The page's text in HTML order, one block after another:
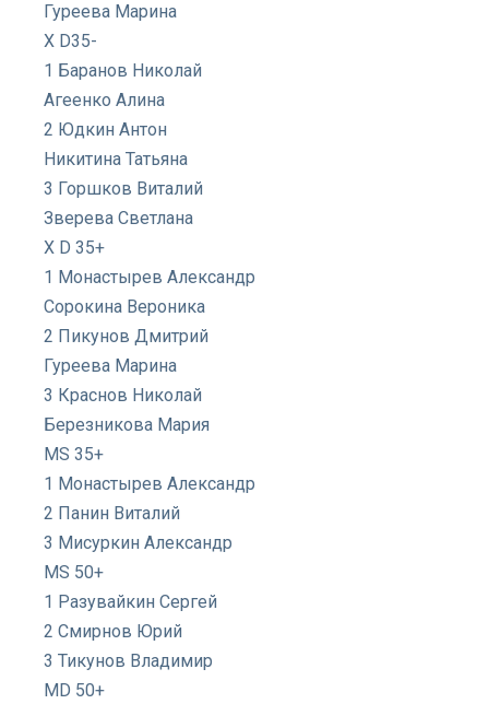
Гуреева Марина
X D35-
1 Баранов Николай
Агеенко Алина
2 Юдкин Антон
Никитина Татьяна
3 Горшков Виталий
Зверева Светлана
X D 35+
1 Монастырев Александр
Сорокина Вероника
2 Пикунов Дмитрий
Гуреева Марина
3 Краснов Николай
Березникова Мария
MS 35+
1 Монастырев Александр
2 Панин Виталий
3 Мисуркин Александр
MS 50+
1 Разувайкин Сергей
2 Смирнов Юрий
3 Тикунов Владимир
MD 50+